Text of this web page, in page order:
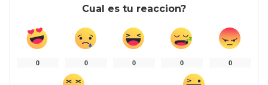
Cual es tu reaccion?
0 0 0 0 0